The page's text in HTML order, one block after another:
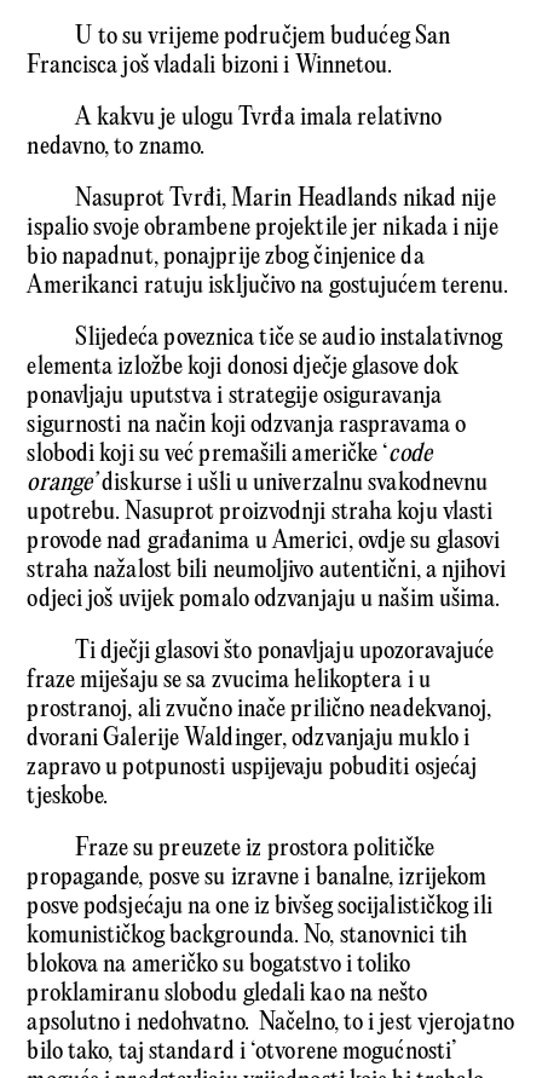
U to su vrijeme područjem budućeg San
Francisca još vladali bizoni i Winnetou.
A kakvu je ulogu Tvrđa imala relativno
nedavno, to znamo.
Nasuprot Tvrđi, Marin Headlands nikad nije
ispalio svoje obrambene projektile jer nikada i nije
bio napadnut, ponajprije zbog činjenice da
Amerikanci ratuju isključivo na gostujućem terenu.
Slijedeća poveznica tiče se audio instalativnog
elementa izložbe koji donosi dječje glasove dok
ponavljaju uputstva i strategije osiguravanja
sigurnosti na način koji odzvanja raspravama o
slobodi koji su već premašili američke ‘code
orange’diskurse i ušli u univerzalnu svakodnevnu
upotrebu. Nasuprot proizvodnji straha koju vlasti
provode nad građanima u Americi, ovdje su glasovi
straha nažalost bili neumoljivo autentični, a njihovi
odjeci još uvijek pomalo odzvanjaju u našim ušima.
Ti dječji glasovi što ponavljaju upozoravajuće
fraze miješaju se sa zvucima helikoptera i u
prostranoj, ali zvučno inače prilično neadekvanoj,
dvorani Galerije Waldinger, odzvanjaju muklo i
zapravo u potpunosti uspijevaju pobuditi osjećaj
tjeskobe.
Fraze su preuzete iz prostora političke
propagande, posve su izravne i banalne, izrijekom
posve podsjećaju na one iz bivšeg socijalističkog ili
komunističkog backgrounda. No, stanovnici tih
blokova na američko su bogatstvo i toliko
proklamiranu slobodu gledali kao na nešto
apsolutno i nedohvatno. Načelno, to i jest vjerojatno
bilo tako, taj standard i ‘otvorene mogućnosti’